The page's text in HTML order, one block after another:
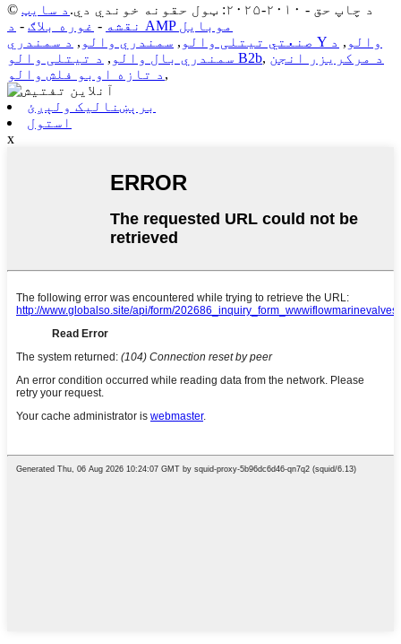
© د چاپ حق - ۲۰۱۰-۲۰۲۵: ټول حقونه خوندي دي.
د سایټ
نقشه - غوره بلاګ -
د AMP موبایل
صنعتي تیتلی والو , سمندري والو , د سمندري Y والو , د
سمندري بال والو , د تیتلی والو B2b, د مرکریزر انجن
د تازه اوبو فلش والو ,
برېښنالیک ولېږئ
استول
x